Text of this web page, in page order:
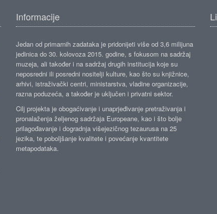
Informacije
Jedan od primarnih zadataka je pridonijeti više od 3,6 milijuna
jedinica do 30. kolovoza 2015. godine, s fokusom na sadržaj
muzeja, ali također i na sadržaj drugih institucija koje su
neposredni ili posredni nositelji kulture, kao što su knjižnice,
arhivi, istraživački centri, ministarstva, vladine organizacije,
razna poduzeća, a također je uključen i privatni sektor.
Cilj projekta je obogaćivanje i unaprjeđivanje pretraživanja i
pronalaženja željenog sadržaja Europeane, kao i što bolje
prilagođavanje i dogradnja višejezičnog tezaurusa na 25
jezika, te poboljšanje kvalitete i povećanje kvantitete
metapodataka.